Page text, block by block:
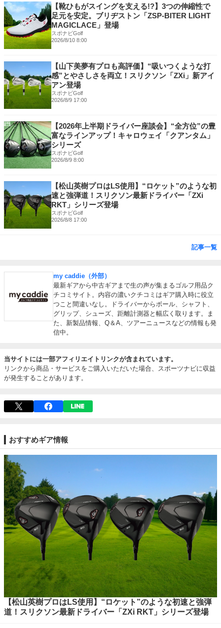
【靴ひもがスイングを支える!?】3つの伸縮性で
足元を安定。ブリヂストン「ZSP-BITER LIGHT
MAGICLACE」登場
スポナビGolf
2026/8/10 8:00
【山下美夢有プロも高評価】“吸いつくような打
感”とやさしさを両立！スリクソン「ZXi」新アイ
アン登場
スポナビGolf
2026/8/9 17:00
【2026年上半期ドライバー座談会】“全方位”の豊
富なラインアップ！キャロウェイ「クアンタム」
シリーズ
スポナビGolf
2026/8/9 8:00
【松山英樹プロはLS使用】“ロケット”のような初
速と強弾道！スリクソン最新ドライバー「ZXi
RKT」シリーズ登場
スポナビGolf
2026/8/8 17:00
記事一覧
my caddie（外部）
最新ギアから中古ギアまで生の声が集まるゴルフ用品ク
チコミサイト。内容の濃いクチコミはギア購入時に役立
つこと間違いなし。ドライバーからボール、シャフト、
グリップ、シューズ、距離計測器と幅広く取ります。ま
た、新製品情報、Q＆A、ツアーニュースなどの情報も発
信中。
当サイトには一部アフィリエイトリンクが含まれています。
リンクから商品・サービスをご購入いただいた場合、スポーツナビに収益
が発生することがあります。
おすすめギア情報
【松山英樹プロはLS使用】“ロケット”のような初速と強弾
道！スリクソン最新ドライバー「ZXi RKT」シリーズ登場